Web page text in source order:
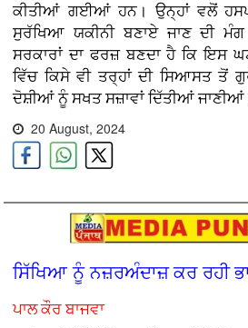
ਕੀਤੀਆਂ ਗਈਆਂ ਹਨ। ਉਨ੍ਹਾਂ ਵਲੋਂ
ਸੁਰੱਖਿਆ ਯਕੀਨੀ ਬਣਾਏ ਜਾਣ ਦੀ
ਸਰਕਾਰਾਂ ਦਾ ਫਰਜ਼ ਬਣਦਾ ਹੈ ਕਿ ਇਸ
ਵਿੱਚ ਕਿਸੇ ਵੀ ਤਰ੍ਹਾਂ ਦੀ ਸਿਆਸਤ ਤੋਂ
ਦੋਸ਼ੀਆਂ ਨੂੰ ਸਖਤ ਸਜ਼ਾਵਾਂ ਦਿੱਤੀਆਂ ਜਾਣੀਆਂ
20 August, 2024
ਸਿੱਖਿਆ ਨੂੰ ਨਜ਼ਰਅੰਦਾਜ਼ ਕਰ ਰਹੀ
ਪਾਲ ਕੌਰ ਬਾਜਵਾ